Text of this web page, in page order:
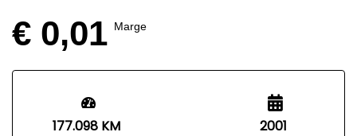
€ 0,01 Marge
177.098 KM
2001